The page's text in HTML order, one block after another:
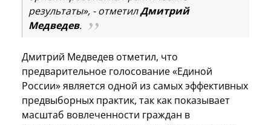
результаты», - отметилДмитрий
Медведев.
Дмитрий Медведев отметил, что
предварительное голосование «Единой
России» является одной из самых эффективных
предвыборных практик, так как показывает
масштаб вовлеченности граждан в